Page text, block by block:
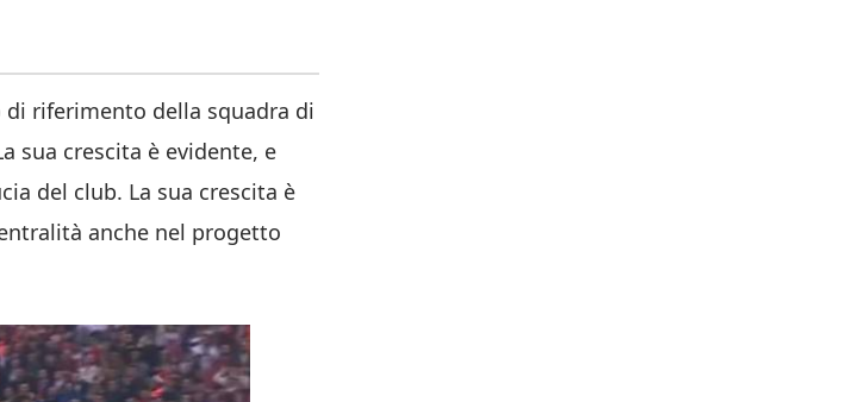
riferimento della squadra di
sua crescita è evidente, e
del club. La sua crescita è
anche nel progetto